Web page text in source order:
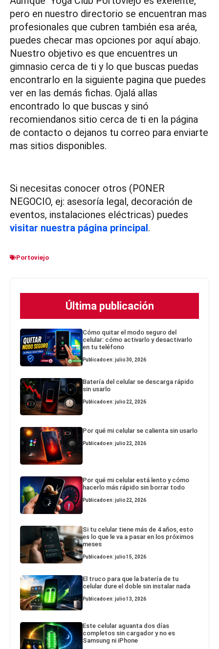
pero en nuestro directorio se encuentran mas
profesionales que cubren también esa aréa,
puedes checar mas opciones por aquí abajo.
Nuestro objetivo es que encuentres un
gimnasio cerca de ti y lo que buscas puedas
encontrarlo en la siguiente pagina que puedes
ver en las demás fichas. Ojalá allas
encontrado lo que buscas y sinó
recomiendanos sitio cerca de ti en la página
de contacto o dejanos tu correo para enviarte
mas sitios disponibles.
Si necesitas conocer otros (PONER
NEGOCIO, ej: asesoría legal, decoración de
eventos, instalaciones eléctricas) puedes
visitar nuestra página principal.
Portoviejo
Última publicación
Cómo quitar el modo seguro del
celular: cómo activarlo y desactivarlo
en tu teléfono
Publicado en: julio 30, 2026
Batería del celular se descarga rápido
sin usarlo
Publicado en: julio 22, 2026
Por qué mi celular se calienta sin usarlo
Publicado en: julio 22, 2026
Por qué mi celular está lento y cómo
hacerlo más rápido sin borrar todo
Publicado en: julio 22, 2026
Si tu celular tiene más de 4 años, esto
es lo que le va a pasar en los próximos
meses
Publicado en: julio 15, 2026
El truco para que la batería de tu
celular dure el doble sin instalar nada
Publicado en: julio 13, 2026
Este celular aguanta dos días
completos sin cargador y no es
Samsung ni iPhone